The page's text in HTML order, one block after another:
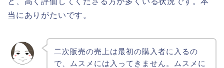
当にありがたいです。
二次販売の売上は最初の購入者に入るの
で、ムスメには入ってきません。ムスメに